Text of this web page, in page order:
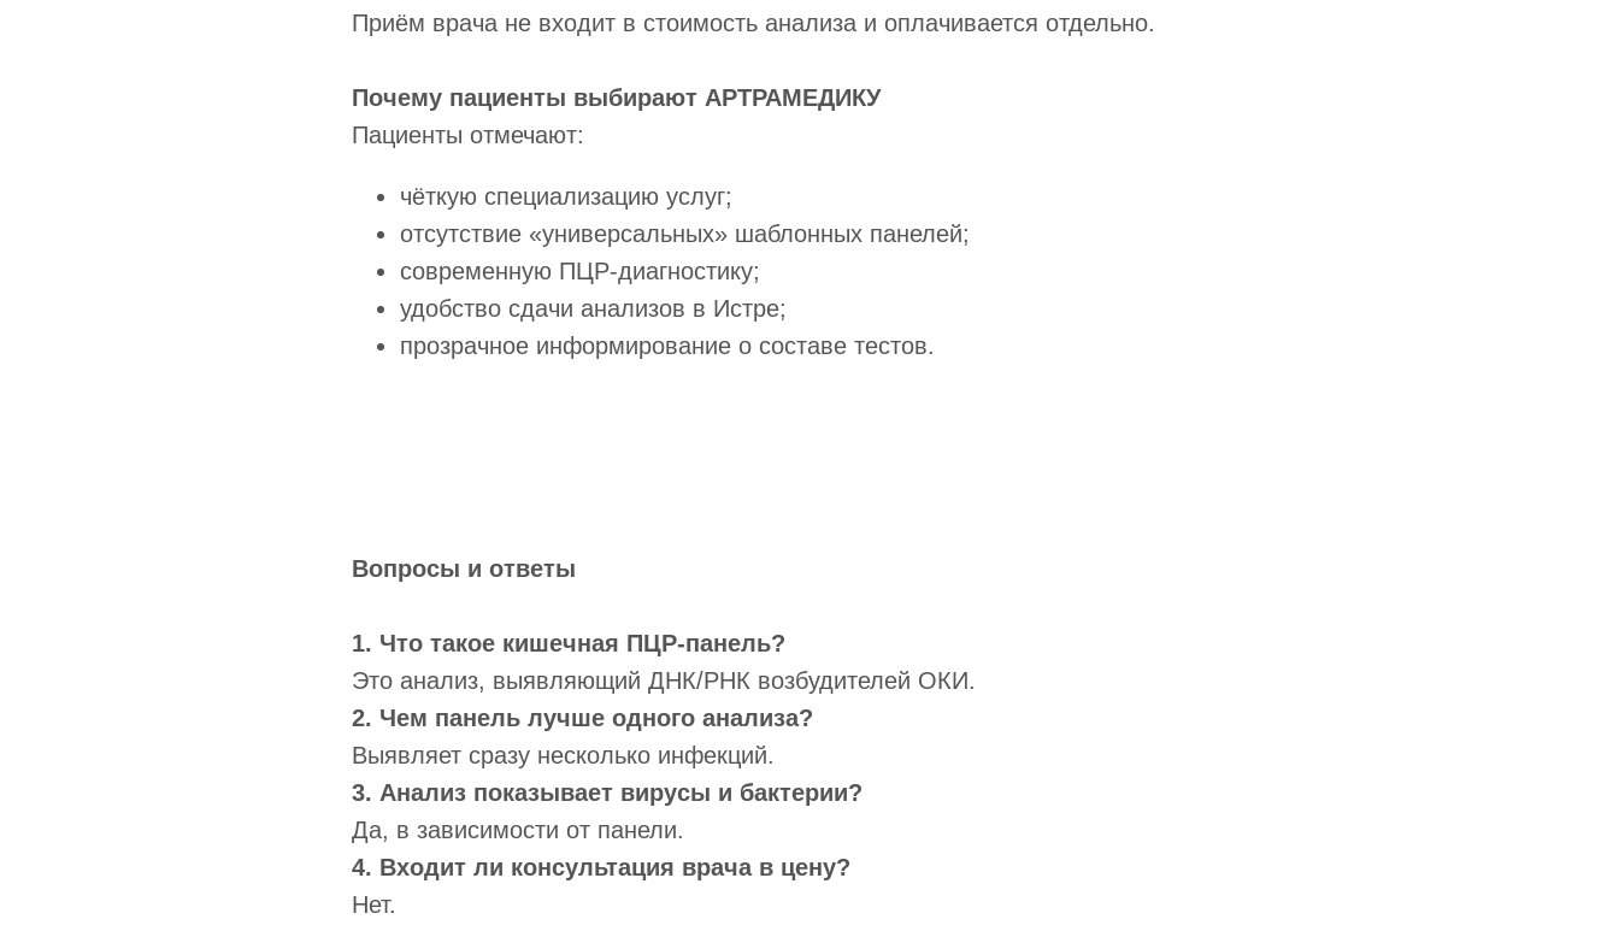
Приём врача не входит в стоимость анализа и оплачивается отдельно.
Почему пациенты выбирают АРТРАМЕДИКУ
Пациенты отмечают:
чёткую специализацию услуг;
отсутствие «универсальных» шаблонных панелей;
современную ПЦР-диагностику;
удобство сдачи анализов в Истре;
прозрачное информирование о составе тестов.
Вопросы и ответы
1. Что такое кишечная ПЦР-панель?
Это анализ, выявляющий ДНК/РНК возбудителей ОКИ.
2. Чем панель лучше одного анализа?
Выявляет сразу несколько инфекций.
3. Анализ показывает вирусы и бактерии?
Да, в зависимости от панели.
4. Входит ли консультация врача в цену?
Нет.